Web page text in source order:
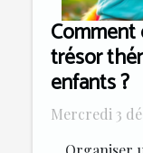
Comment
trésor
enfants ?
Mercredi 3